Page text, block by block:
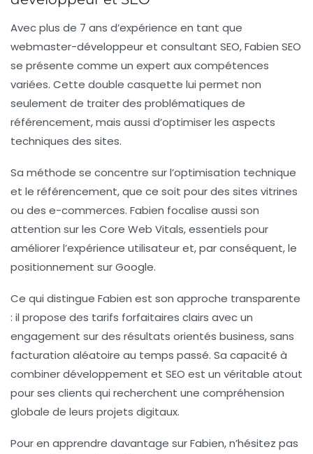
Avec plus de 7 ans d’expérience en tant que
webmaster-développeur et consultant SEO, Fabien SEO
se présente comme un expert aux compétences
variées. Cette double casquette lui permet non
seulement de traiter des problématiques de
référencement, mais aussi d’optimiser les aspects
techniques des sites.
Sa méthode se concentre sur l’optimisation technique
et le référencement, que ce soit pour des sites vitrines
ou des e-commerces. Fabien focalise aussi son
attention sur les Core Web Vitals, essentiels pour
améliorer l’expérience utilisateur et, par conséquent, le
positionnement sur Google.
Ce qui distingue Fabien est son approche transparente
: il propose des tarifs forfaitaires clairs avec un
engagement sur des résultats orientés business, sans
facturation aléatoire au temps passé. Sa capacité à
combiner développement et SEO est un véritable atout
pour ses clients qui recherchent une compréhension
globale de leurs projets digitaux.
Pour en apprendre davantage sur Fabien, n’hésitez pas